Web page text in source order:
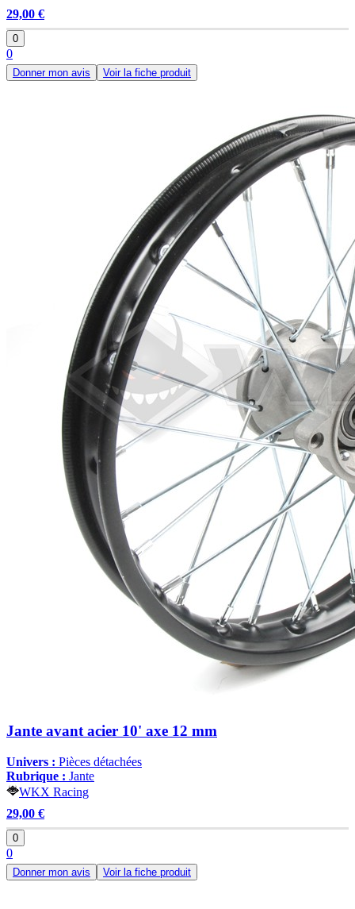
29,00 €
0
0
Donner mon avis Voir la fiche produit
Jante avant acier 10' axe 12 mm
Univers : Pièces détachées
Rubrique : Jante
WKX Racing
29,00 €
0
0
Donner mon avis Voir la fiche produit